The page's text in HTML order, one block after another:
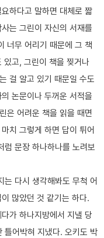
하다고 말하면 대체로 짧
는 그린이 자신의 서재를
너무 어리기 때문에 그 책
있고, 그린이 책을 찢거나
걸 알고 있기 때문일 수도
논문이나 두꺼운 서적을
은 어려운 책을 읽을 때면
치 그렇게 하면 답이 튀어
럼 문장 하나하나를 노려보
다시 생각해봐도 무척 어
많았던 것 같기는 하다.
가 하나지방에서 지낼 당
틀어박혀 지냈다. 오키도 박